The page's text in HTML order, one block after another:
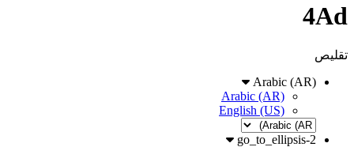
4Ad
تقليص
Arabic (AR)
Arabic (AR)
English (US)
go_to_ellipsis-2